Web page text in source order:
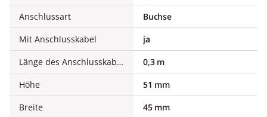
Anschlussart
Buchse
Mit Anschlusskabel
ja
Länge des Anschlusskabels
0,3 m
Höhe
51 mm
Breite
45 mm